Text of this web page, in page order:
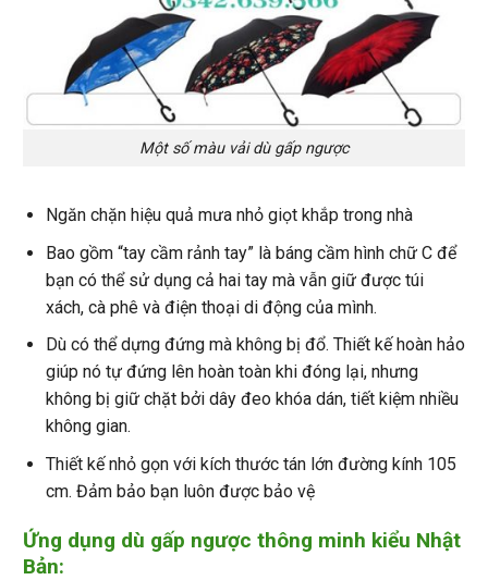
Một số màu vải dù gấp ngược
Ngăn chặn hiệu quả mưa nhỏ giọt khắp trong nhà
Bao gồm “tay cầm rảnh tay” là báng cầm hình chữ C để
bạn có thể sử dụng cả hai tay mà vẫn giữ được túi
xách, cà phê và điện thoại di động của mình.
Dù có thể dựng đứng mà không bị đổ. Thiết kế hoàn hảo
giúp nó tự đứng lên hoàn toàn khi đóng lại, nhưng
không bị giữ chặt bởi dây đeo khóa dán, tiết kiệm nhiều
không gian.
Thiết kế nhỏ gọn với kích thước tán lớn đường kính 105
cm. Đảm bảo bạn luôn được bảo vệ
Ứng dụng dù gấp ngược thông minh kiểu Nhật
Bản: